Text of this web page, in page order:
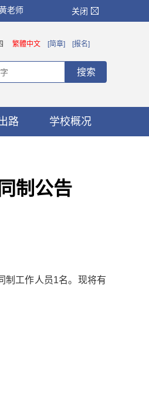
老师 关闭
繁體中文 [简章] [报名]
搜索
路 学校概况
制公告
制工作人员1名。现将有